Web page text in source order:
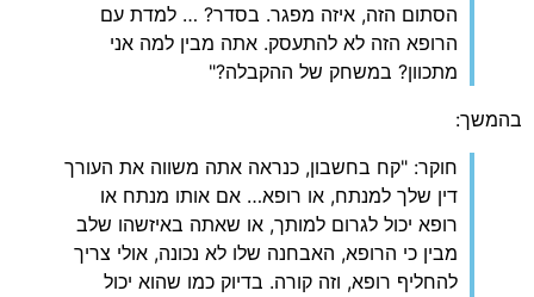
הסתום הזה, איזה מפגר. בסדר? … למדת עם
הרופא הזה לא להתעסק. אתה מבין למה אני
מתכוון? במשחק של ההקבלה?"
בהמשך:
חוקר: "קח בחשבון, כנראה אתה משווה את העורך
דין שלך למנתח, או רופא… אם אותו מנתח או
רופא יכול לגרום למותך, או שאתה באיזשהו שלב
מבין כי הרופא, האבחנה שלו לא נכונה, אולי צריך
להחליף רופא, וזה קורה. בדיוק כמו שהוא יכול